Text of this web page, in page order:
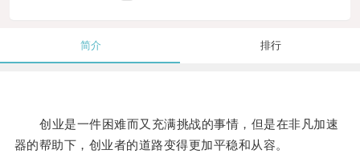
简介 排行
创业是一件困难而又充满挑战的事情，但是在非凡加速
器的帮助下，创业者的道路变得更加平稳和从容。